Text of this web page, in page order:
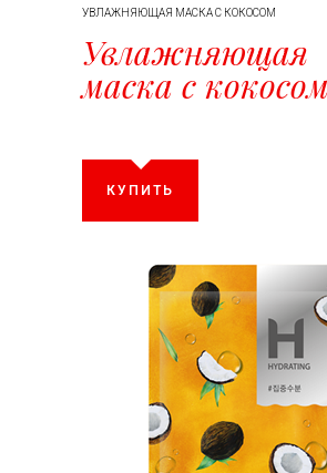
УВЛАЖНЯЮЩАЯ МАСКА С КОКОСОМ
Увлажняющая
маска с кокосом
КУПИТЬ